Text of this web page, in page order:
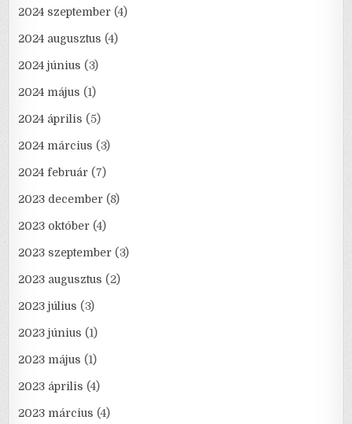
2024 szeptember (4)
2024 augusztus (4)
2024 június (3)
2024 május (1)
2024 április (5)
2024 március (3)
2024 február (7)
2023 december (8)
2023 október (4)
2023 szeptember (3)
2023 augusztus (2)
2023 július (3)
2023 június (1)
2023 május (1)
2023 április (4)
2023 március (4)